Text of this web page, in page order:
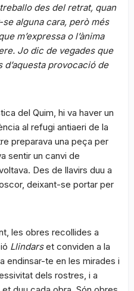
des del retrat, quan
alguna cara, però més
m’expressa o l’ànima
Jo dic de vegades que
d’aquesta provocació de
del Quim, hi va haver un
al refugi antiaeri de la
preparava una peça per
sentir un canvi de
Des de llavirs duu a
deixant-se portar per
les obres recollides a
Llindarset conviden a la
endinsar-te en les mirades i
dels rostres, i a